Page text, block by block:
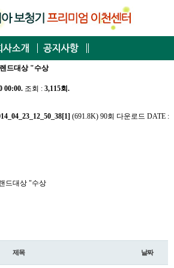
드대상 "수상
00:00. 조회 : 3,115회.
(691.8K) 90회 다운로드 DATE :
드대상 "수상
제목 날짜